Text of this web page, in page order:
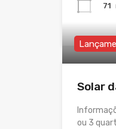
71
Solar
ou 3